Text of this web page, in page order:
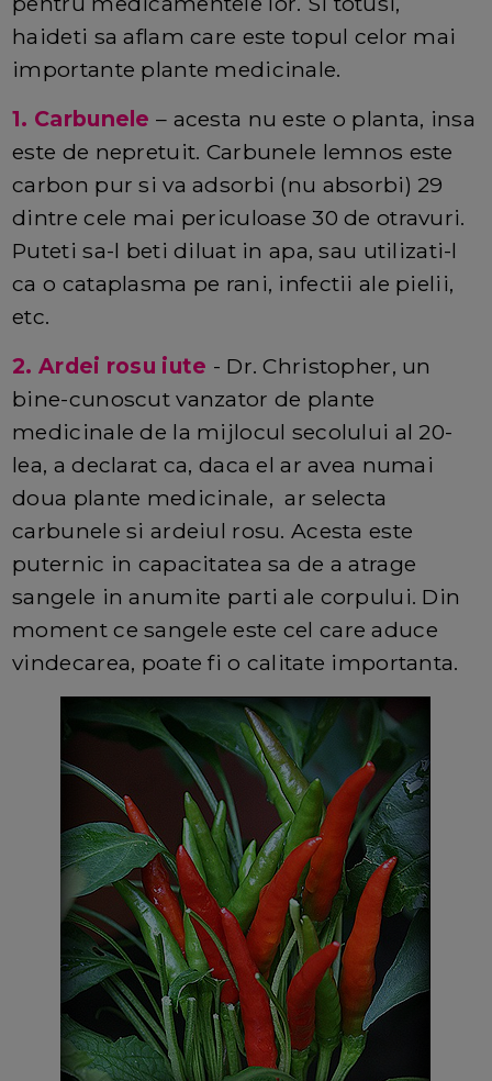
haideti sa aflam care este topul celor mai
importante plante medicinale.
1. Carbunele – acesta nu este o planta, insa
este de nepretuit. Carbunele lemnos este
carbon pur si va adsorbi (nu absorbi) 29
dintre cele mai periculoase 30 de otravuri.
Puteti sa-l beti diluat in apa, sau utilizati-l
ca o cataplasma pe rani, infectii ale pielii,
etc.
2. Ardei rosu iute - Dr. Christopher, un
bine-cunoscut vanzator de plante
medicinale de la mijlocul secolului al 20-
lea, a declarat ca, daca el ar avea numai
doua plante medicinale, ar selecta
carbunele si ardeiul rosu. Acesta este
puternic in capacitatea sa de a atrage
sangele in anumite parti ale corpului. Din
moment ce sangele este cel care aduce
vindecarea, poate fi o calitate importanta.